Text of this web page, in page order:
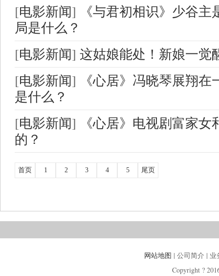
[电影新闻]
《与君初相识》少谷
局是什么？
[电影新闻] 这姑娘能处！新娘一觉
[电影新闻]
《心居》冯晓琴展翔
是什么？
[电影新闻]
《心居》电视剧富家
的？
首页 1 2 3 4 5 尾页
网站地图 | 公司简介 |
Copyright ?